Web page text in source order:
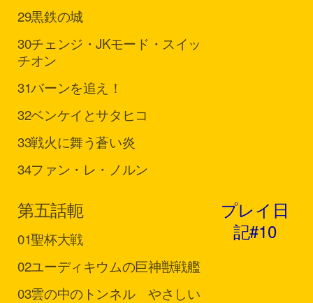
29黒鉄の城
30チェンジ・JKモード・スイッ
チオン
31バーンを追え！
32ベンケイとサタヒコ
33戦火に舞う蒼い炎
34ファン・レ・ノルン
第五話軛
01聖杯大戦
02ユーディキウムの巨神獣戦艦
03雲の中のトンネル やさしい
プレイ日
記#10